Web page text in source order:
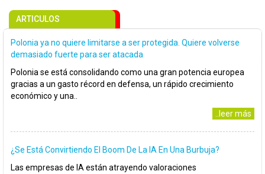
ARTICULOS
Polonia ya no quiere limitarse a ser protegida. Quiere volverse
demasiado fuerte para ser atacada
Polonia se está consolidando como una gran potencia europea
gracias a un gasto récord en defensa, un rápido crecimiento
económico y una..
..leer más
¿Se Está Convirtiendo El Boom De La IA En Una Burbuja?
Las empresas de IA están atrayendo valoraciones